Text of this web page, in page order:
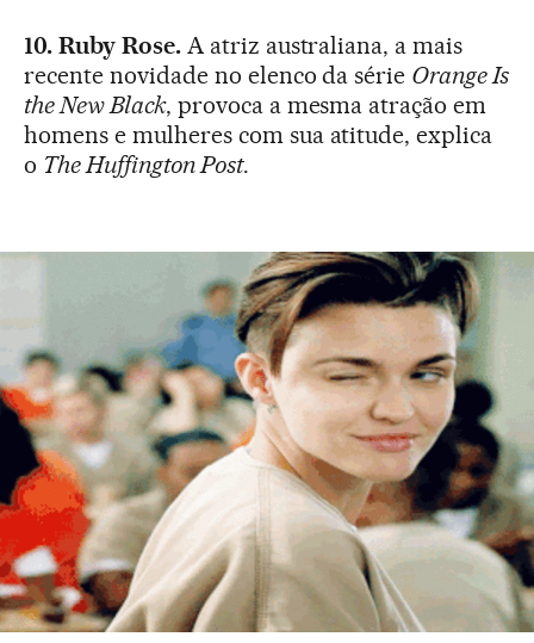
10. Ruby Rose.A atriz australiana, a mais
recente novidade no elenco da série Orange Is
the New Black, provoca a mesma atração em
homens e mulheres com sua atitude, explica
o The Huffington Post.